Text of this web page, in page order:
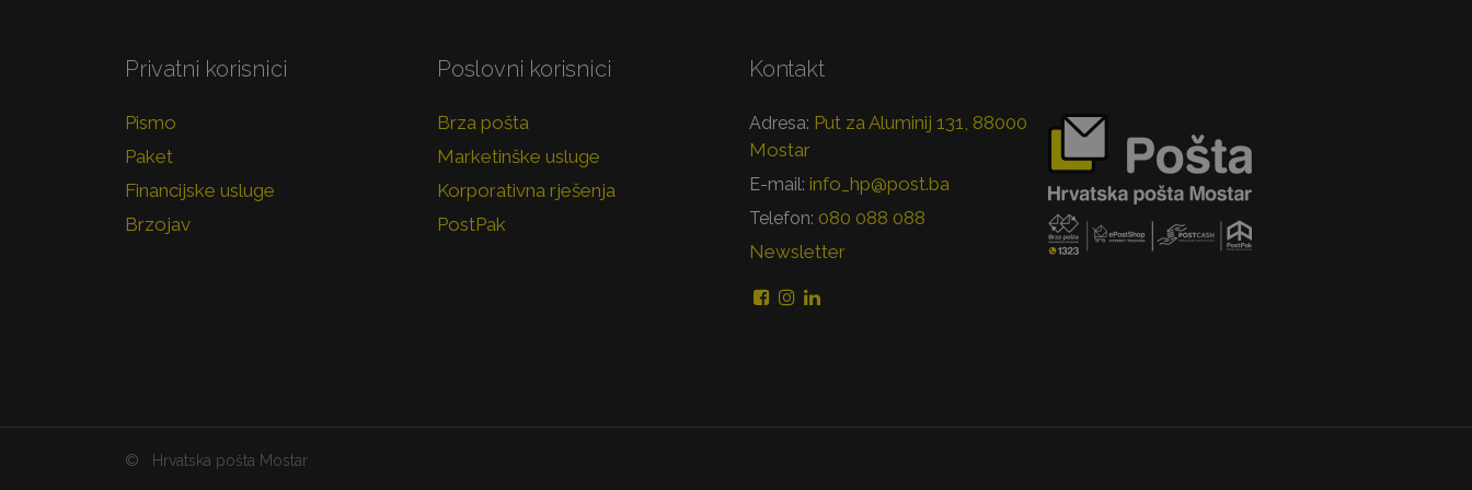
Privatni korisnici
Pismo
Paket
Financijske usluge
Brzojav
Poslovni korisnici
Brza pošta
Marketinške usluge
Korporativna rješenja
PostPak
Kontakt
Adresa: Put za Aluminij 131, 88000
Mostar
E-mail: info_hp@post.ba
Telefon: 080 088 088
Newsletter
© Hrvatska pošta Mostar